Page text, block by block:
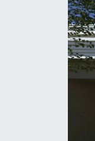
Siyaset